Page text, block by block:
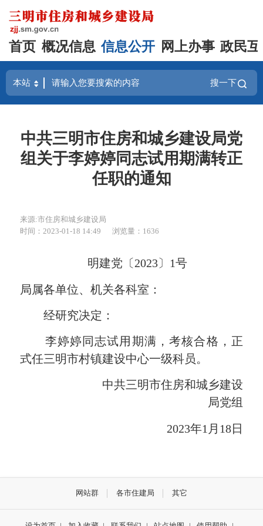
首页 概况信息 信息公开 网上办事 政民
搜一下
中共三明市住房和城乡建设局党
组关于李婷婷同志试用期满转正
任职的通知
来源:市住房和城乡建设局
时间：2023-01-18 14:49
浏览量：1636
明建党 〔2023〕 1号
局属各单位、机关各科室：
经研究决定：
李婷婷同志试用期满，考核合格，正
式任三明市村镇建设中心一级科员。
中共三明市住房和城乡建设
局党组
2023年1 月 18日
网站群 各市住建局 其它